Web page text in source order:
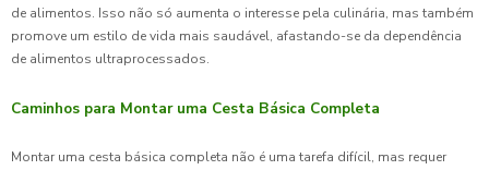
de alimentos. Isso não só aumenta o interesse pela culinária, mas também
promove um estilo de vida mais saudável, afastando-se da dependência
de alimentos ultraprocessados.
Caminhos para Montar uma Cesta Básica Completa
Montar uma cesta básica completa não é uma tarefa difícil, mas requer